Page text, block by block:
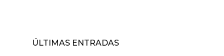
ÚLTIMAS ENTRADAS